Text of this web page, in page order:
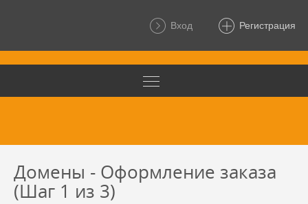
Вход Регистрация
Домены - Оформление заказа
(Шаг 1 из 3)